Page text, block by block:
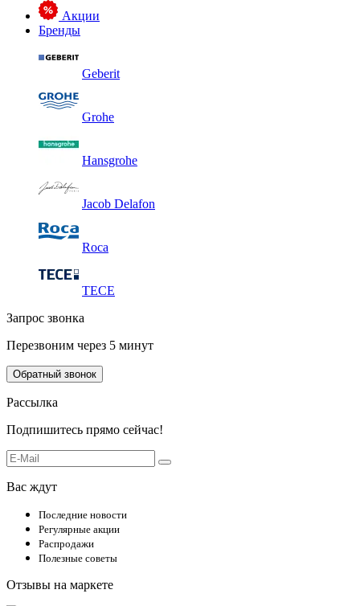
Акции
Бренды
Geberit
Grohe
Hansgrohe
Jacob Delafon
Roca
TECE
Запрос звонка
Перезвоним через 5 минут
Обратный звонок
Рассылка
Подпишитесь прямо сейчас!
Вас ждут
Последние новости
Регулярные акции
Распродажи
Полезные советы
Отзывы на маркете